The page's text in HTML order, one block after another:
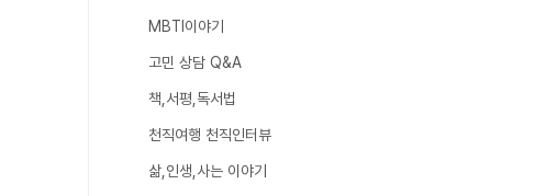
MBTI이야기
고민 상담 Q&A
책,서평,독서법
천직여행 천직인터뷰
삶,인생,사는 이야기